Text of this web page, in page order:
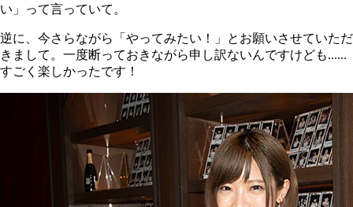
い」って言っていて。
逆に、今さらながら「やってみたい！」とお願いさせていただ
きまして。一度断っておきながら申し訳ないんですけども......
すごく楽しかったです！